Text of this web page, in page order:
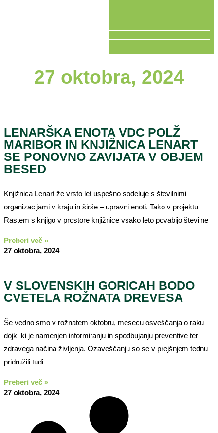
27 oktobra, 2024
LENARŠKA ENOTA VDC POLŽ
MARIBOR IN KNJIŽNICA LENART
SE PONOVNO ZAVIJATA V OBJEM
BESED
Knjižnica Lenart že vrsto let uspešno sodeluje s številnimi
organizacijami v kraju in širše – upravni enoti. Tako v projektu
Rastem s knjigo v prostore knjižnice vsako leto povabijo številne
Preberi več »
27 oktobra, 2024
V SLOVENSKIH GORICAH BODO
CVETELA ROŽNATA DREVESA
Še vedno smo v rožnatem oktobru, mesecu osveščanja o raku
dojk, ki je namenjen informiranju in spodbujanju preventive ter
zdravega načina življenja. Ozaveščanju so se v prejšnjem tednu
pridružili tudi
Preberi več »
27 oktobra, 2024